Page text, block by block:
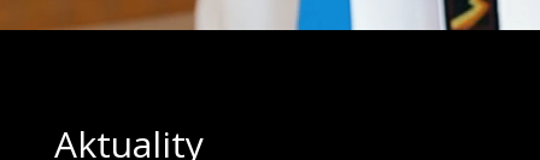
Aktuality